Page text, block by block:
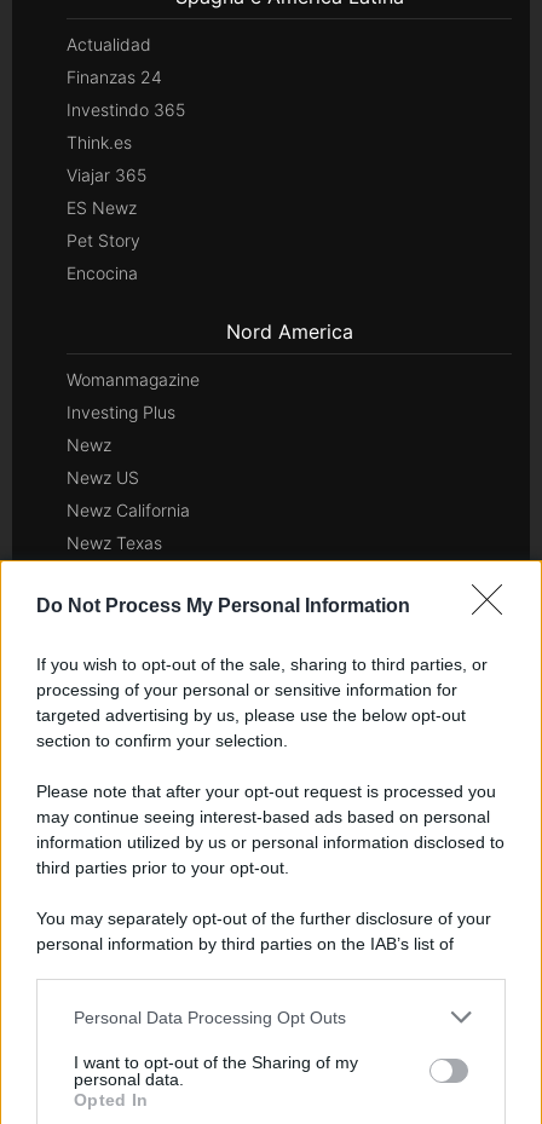
Do Not Process My Personal Information
If you wish to opt-out of the sale, sharing to third parties, or
processing of your personal or sensitive information for
targeted advertising by us, please use the below opt-out
section to confirm your selection.
Please note that after your opt-out request is processed you
may continue seeing interest-based ads based on personal
information utilized by us or personal information disclosed to
third parties prior to your opt-out.
You may separately opt-out of the further disclosure of your
personal information by third parties on the IAB’s list of
This information may also be disclosed by us to third parties
disclose it to other third parties.
Please note that this website/app uses one or more Google
Personal Data Processing Opt Outs
I want to opt-out of the Sharing of my
personal data.
Opted In
Actualidad
Finanzas 24
Investindo 365
Think.es
Viajar 365
ES Newz
Pet Story
Encocina
Nord America
Womanmagazine
Investing Plus
Newz
Newz US
Newz California
Newz Texas
Newz New York
Newz Illinois
Newz Ohio
Gameland
Scoop Mag
Lgbtqia News
Motors Magazine 365
Home Magazine 365